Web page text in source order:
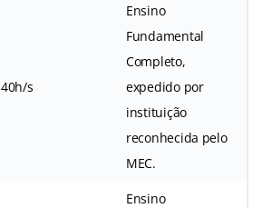
40h/s
Ensino
Fundamental
Completo,
expedido por
instituição
reconhecida pelo
MEC.
Ensino